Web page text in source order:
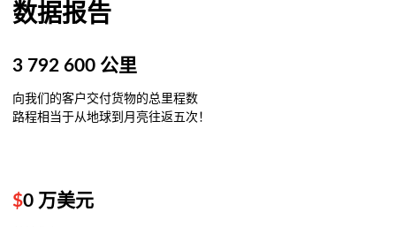
数据报告
3 792 600 公里
向我们的客户交付货物的总里程数
路程相当于从地球到月亮往返五次！
$0 万美元